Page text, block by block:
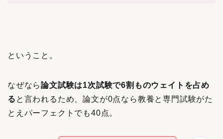
ということ。
なぜなら論文試験は1次試験で6割ものウェイトを占め
る と言われるため、論文が0点なら教養と専門試験がた
とえパーフェクトでも40点。